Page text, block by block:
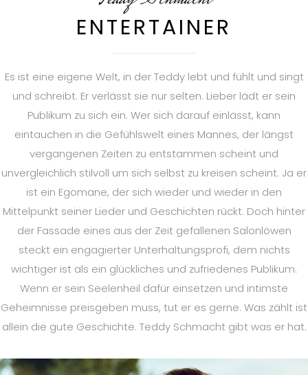
ENTERTAINER
Es ist eine eigene Welt, in der Teddy lebt und fühlt und singt
und schreibt. Er verlässt sie nur selten. Lieber lädt er sein
Publikum zu sich ein. Wer sich darauf einlässt, kann
eintauchen in die Gefühlswelt eines Mannes, der längst
vergangenen Zeiten zu entstammen scheint und
unvergleichlich stilvoll um sich selbst zu kreisen scheint. Ja er
ist ein Egomane, der sich wieder und wieder in den
Mittelpunkt seiner Lieder und Geschichten rückt. Doch hinter
der Fassade eines aus der Zeit gefallenen Salonlöwen
steckt ein engagierter Unterhaltungsprofi, dem nichts
wichtiger ist als ein glückliches und zufriedenes Publikum.
Wenn er sein Seelenheil dafür einsetzen und intimste
Geheimnisse preisgeben muss, tut er es gerne. Was zählt ist
allein die gute Geschichte. Teddy Schmacht gibt was er hat.